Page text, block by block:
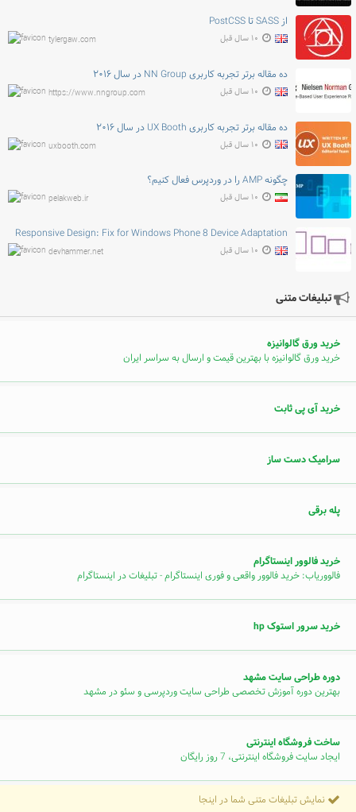
از SASS تا PostCSS
tylergaw.com ۱۰ سال قبل
ده مقاله برتر تجربه کاربری NN Group در سال ۲۰۱۶
https://www.nngroup.com ۱۰ سال قبل
ده مقاله برتر تجربه کاربری UX Booth در سال ۲۰۱۶
uxbooth.com ۱۰ سال قبل
چگونه AMP را در وردپرس فعال کنیم؟
pelakweb.ir ۱۰ سال قبل
Responsive Design: Fix for Windows Phone 8 Device Adaptation
devhammer.net ۱۰ سال قبل
تبلیغات متنی
خرید ورق گالوانیزه
خرید ورق گالوانیزه با بهترین قیمت و ارسال به سراسر ایران
خرید آی پی ثابت
سرامیک دست ساز
پله برقی
خرید فالوور اینستاگرام
فالووریاب: خرید فالوور واقعی و فوری اینستاگرام - تبلیغات در اینستاگرام
خرید سرور استوک hp
دوره طراحی سایت مشهد
بهترین دوره آموزش تخصصی طراحی سایت وردپرسی و سئو در مشهد
ساخت فروشگاه اینترنتی
ایجاد سایت فروشگاه اینترنتی، 7 روز رایگان
نمایش تبلیغات متنی شما در اینجا